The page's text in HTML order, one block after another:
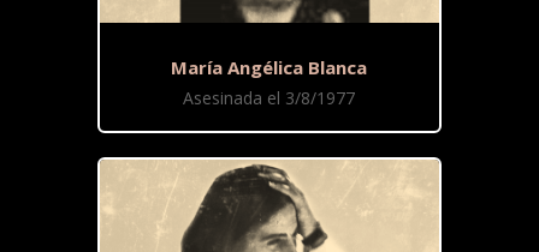
María Angélica Blanca
Asesinada el 3/8/1977